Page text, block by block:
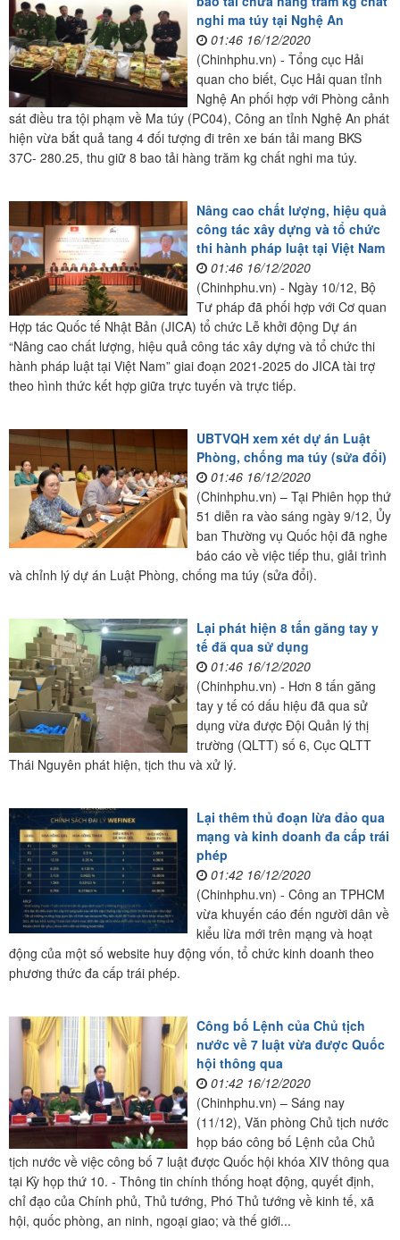
nghi ma túy tại Nghệ An
01:46 16/12/2020
(Chinhphu.vn) - Tổng cục Hải
quan cho biết, Cục Hải quan tỉnh
Nghệ An phối hợp với Phòng cảnh
sát điều tra tội phạm về Ma túy (PC04), Công an tỉnh Nghệ An phát
hiện vừa bắt quả tang 4 đối tượng đi trên xe bán tải mang BKS
37C- 280.25, thu giữ 8 bao tải hàng trăm kg chất nghi ma túy.
Nâng cao chất lượng, hiệu quả
công tác xây dựng và tổ chức
thi hành pháp luật tại Việt Nam
01:46 16/12/2020
(Chinhphu.vn) - Ngày 10/12, Bộ
Tư pháp đã phối hợp với Cơ quan
Hợp tác Quốc tế Nhật Bản (JICA) tổ chức Lễ khởi động Dự án
“Nâng cao chất lượng, hiệu quả công tác xây dựng và tổ chức thi
hành pháp luật tại Việt Nam” giai đoạn 2021-2025 do JICA tài trợ
theo hình thức kết hợp giữa trực tuyến và trực tiếp.
UBTVQH xem xét dự án Luật
Phòng, chống ma túy (sửa đổi)
01:46 16/12/2020
(Chinhphu.vn) – Tại Phiên họp thứ
51 diễn ra vào sáng ngày 9/12, Ủy
ban Thường vụ Quốc hội đã nghe
báo cáo về việc tiếp thu, giải trình
và chỉnh lý dự án Luật Phòng, chống ma túy (sửa đổi).
Lại phát hiện 8 tấn găng tay y
tế đã qua sử dụng
01:46 16/12/2020
(Chinhphu.vn) - Hơn 8 tấn găng
tay y tế có dấu hiệu đã qua sử
dụng vừa được Đội Quản lý thị
trường (QLTT) số 6, Cục QLTT
Thái Nguyên phát hiện, tịch thu và xử lý.
Lại thêm thủ đoạn lừa đảo qua
mạng và kinh doanh đa cấp trái
phép
01:42 16/12/2020
(Chinhphu.vn) - Công an TPHCM
vừa khuyến cáo đến người dân về
kiểu lừa mới trên mạng và hoạt
động của một số website huy động vốn, tổ chức kinh doanh theo
phương thức đa cấp trái phép.
Công bố Lệnh của Chủ tịch
nước về 7 luật vừa được Quốc
hội thông qua
01:42 16/12/2020
(Chinhphu.vn) – Sáng nay
(11/12), Văn phòng Chủ tịch nước
họp báo công bố Lệnh của Chủ
tịch nước về việc công bố 7 luật được Quốc hội khóa XIV thông qua
tại Kỳ họp thứ 10. - Thông tin chính thống hoạt động, quyết định,
chỉ đạo của Chính phủ, Thủ tướng, Phó Thủ tướng về kinh tế, xã
hội, quốc phòng, an ninh, ngoại giao; và thế giới...